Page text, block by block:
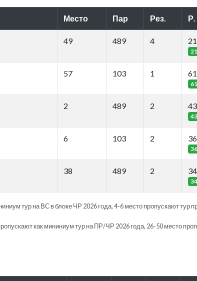
Место Пар Рез. Р.
49 489 4
57 103 1 61
61
2 489 2
6 103 2
38 489 2
тур на ВС в блоке ЧР 2026 года, 4-6 место пропускают тур
как мининиум тур на ПР/ЧР 2026 года, 26-50 место